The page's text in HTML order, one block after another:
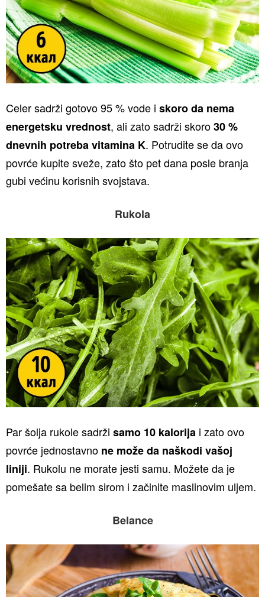
Celer sadrži gotovo 95 % vode i skoro da nema
energetsku vrednost, ali zato sadrži skoro30 %
dnevnih potreba vitamina K. Potrudite se da ovo
povrće kupite sveže, zato što pet dana posle branja
gubi većinu korisnih svojstava.
Rukola
Par šolja rukole sadrži samo 10 kalorija i zato ovo
povrće jednostavno ne može da naškodi vašoj
liniji. Rukolu ne morate jesti samu. Možete da je
pomešate sa belim sirom i začinite maslinovim uljem.
Belance